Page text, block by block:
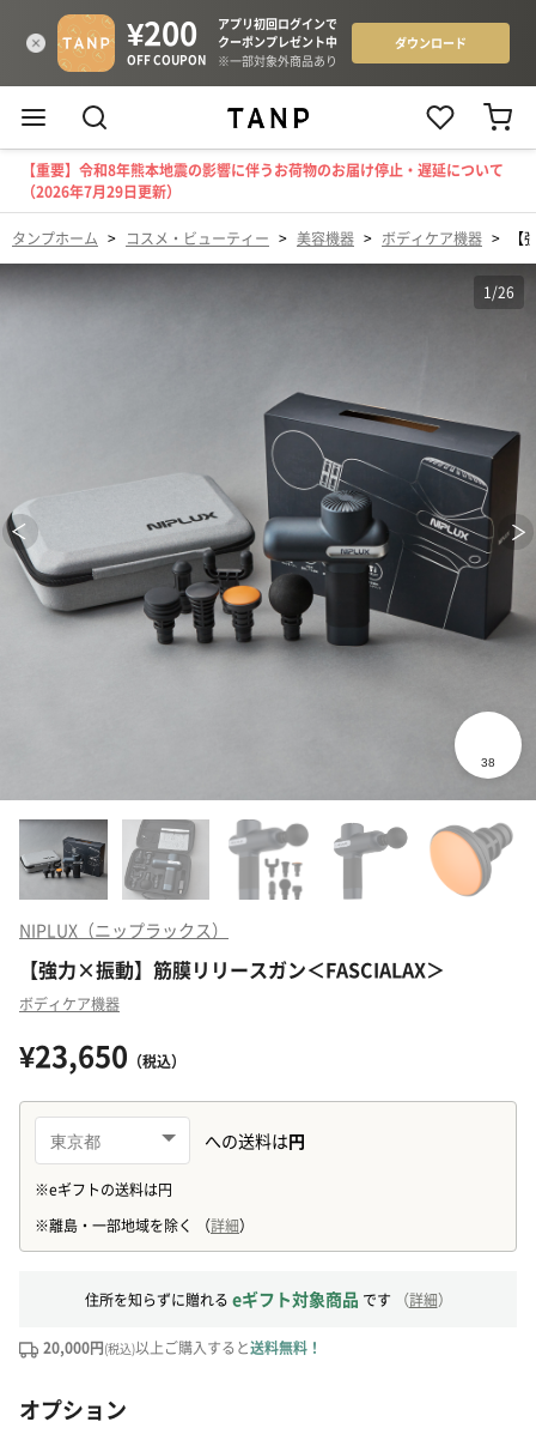
【重要】令和8年熊本地震の影響に伴うお荷物のお届け停止・遅延について
（2026年7月29日更新）
タンプホーム > コスメ・ビューティー > 美容機器 > ボディケア機器 >
1/26
NIPLUX（ニップラックス）
【強力×振動】筋膜リリースガン＜FASCIALAX＞
ボディケア機器
¥23,650 （税込）
住所を知らずに贈れる eギフト対象商品 です （詳細）
20,000円(税込)以上ご購入すると送料無料！
オプション